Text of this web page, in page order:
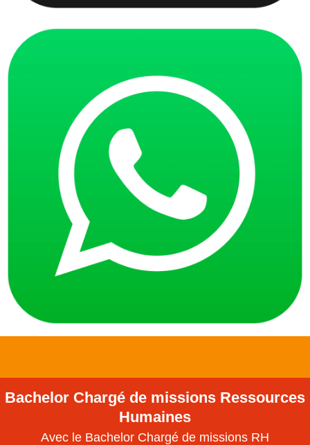
Bachelor Chargé de missions Ressources
Humaines
Avec le Bachelor Chargé de missions RH